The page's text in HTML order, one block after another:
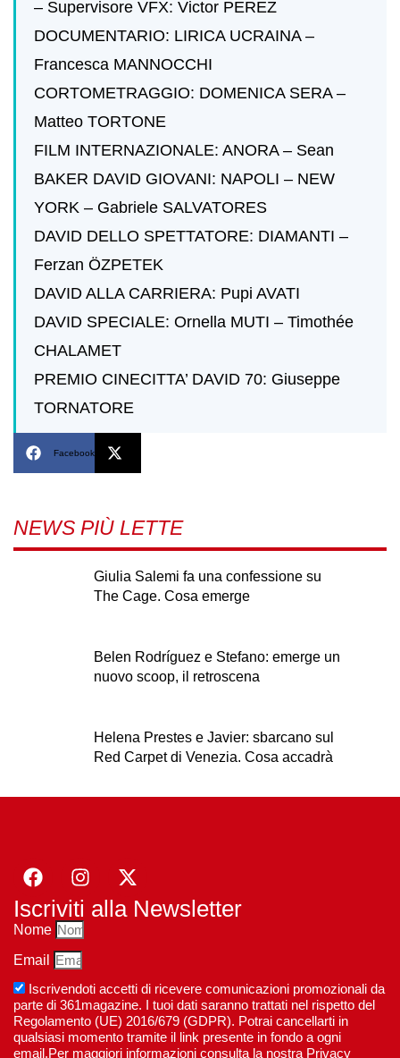
– Supervisore VFX: Victor PEREZ
DOCUMENTARIO: LIRICA UCRAINA –
Francesca MANNOCCHI
CORTOMETRAGGIO: DOMENICA SERA –
Matteo TORTONE
FILM INTERNAZIONALE: ANORA – Sean
BAKER DAVID GIOVANI: NAPOLI – NEW
YORK – Gabriele SALVATORES
DAVID DELLO SPETTATORE: DIAMANTI –
Ferzan ÖZPETEK
DAVID ALLA CARRIERA: Pupi AVATI
DAVID SPECIALE: Ornella MUTI – Timothée
CHALAMET
PREMIO CINECITTA’ DAVID 70: Giuseppe
TORNATORE
Facebook
NEWS PIÙ LETTE
Giulia Salemi fa una confessione su
The Cage. Cosa emerge
Belen Rodríguez e Stefano: emerge un
nuovo scoop, il retroscena
Helena Prestes e Javier: sbarcano sul
Red Carpet di Venezia. Cosa accadrà
Iscriviti alla Newsletter
Nome
Email
Iscrivendoti accetti di ricevere comunicazioni promozionali da
parte di 361magazine. I tuoi dati saranno trattati nel rispetto del
Regolamento (UE) 2016/679 (GDPR). Potrai cancellarti in
qualsiasi momento tramite il link presente in fondo a ogni
email.Per maggiori informazioni consulta la nostra Privacy